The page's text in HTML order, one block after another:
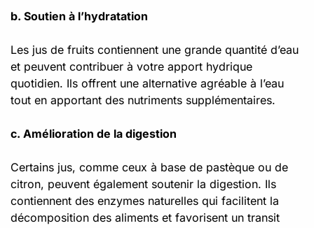
b. Soutien à l’hydratation
Les jus de fruits contiennent une grande quantité d’eau
et peuvent contribuer à votre apport hydrique
quotidien. Ils offrent une alternative agréable à l’eau
tout en apportant des nutriments supplémentaires.
c. Amélioration de la digestion
Certains jus, comme ceux à base de pastèque ou de
citron, peuvent également soutenir la digestion. Ils
contiennent des enzymes naturelles qui facilitent la
décomposition des aliments et favorisent un transit